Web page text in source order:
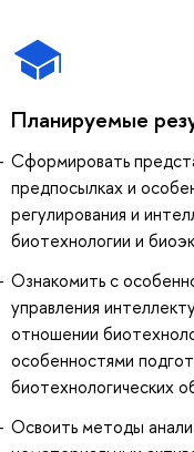
Планируемые
Сформировать
предпосылках и
регулирования и
биотехнологии и
Ознакомить с
управления
отношении
особенностями
биотехнологических
Освоить методы